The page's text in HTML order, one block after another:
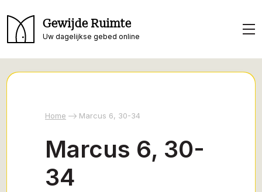
Gewijde Ruimte
Uw dagelijkse gebed online
Home Marcus 6, 30-34
Marcus 6, 30-
34